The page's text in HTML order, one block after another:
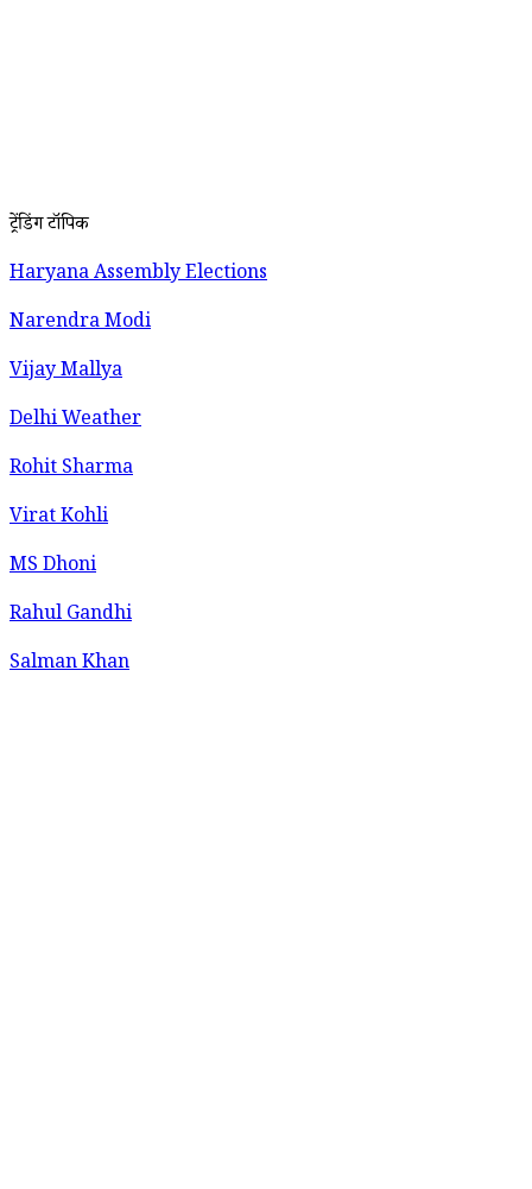
ट्रेंडिंग टॉपिक
Haryana Assembly Elections
Narendra Modi
Vijay Mallya
Delhi Weather
Rohit Sharma
Virat Kohli
MS Dhoni
Rahul Gandhi
Salman Khan